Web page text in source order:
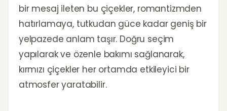
bir mesaj ileten bu çiçekler, romantizmden
hatırlamaya, tutkudan güce kadar geniş bir
yelpazede anlam taşır. Doğru seçim
yapılarak ve özenle bakımı sağlanarak,
kırmızı çiçekler her ortamda etkileyici bir
atmosfer yaratabilir.